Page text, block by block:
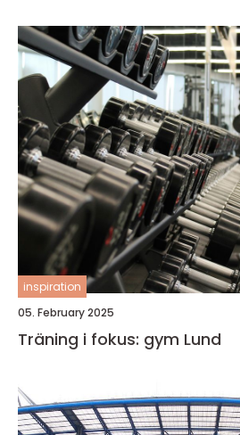
inspiration
05. February 2025
Träning i fokus: gym Lund